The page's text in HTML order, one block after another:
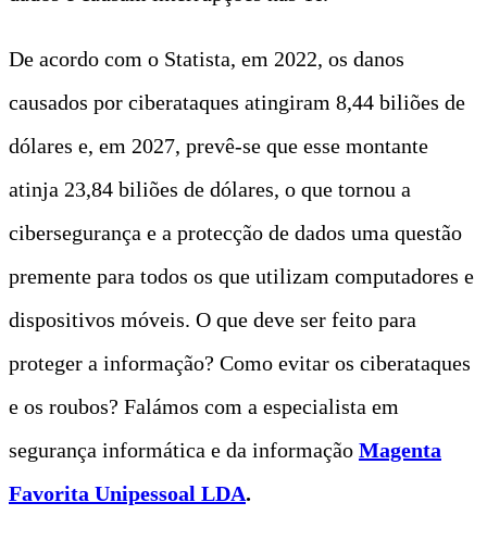
De acordo com o Statista, em 2022, os danos
causados por ciberataques atingiram 8,44 biliões de
dólares e, em 2027, prevê-se que esse montante
atinja 23,84 biliões de dólares, o que tornou a
cibersegurança e a protecção de dados uma questão
premente para todos os que utilizam computadores e
dispositivos móveis. O que deve ser feito para
proteger a informação? Como evitar os ciberataques
e os roubos? Falámos com a especialista em
segurança informática e da informação Magenta
Favorita Unipessoal LDA.